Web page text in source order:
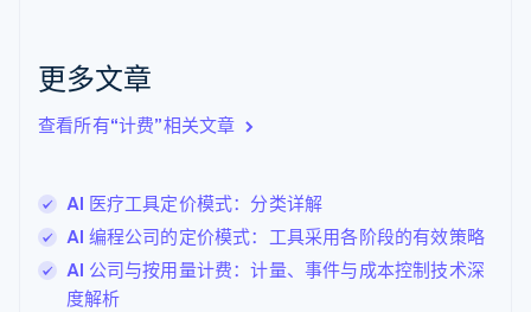
更多文章
查看所有“计费”相关文章
AI 医疗工具定价模式：分类详解
AI 编程公司的定价模式：工具采用各阶段的有效策略
AI 公司与按用量计费：计量、事件与成本控制技术深
度解析
English Italiano
拉脱维亚
立陶宛
DeutschEnglish
卢森堡
Français DeutschEnglish
罗马尼亚
English